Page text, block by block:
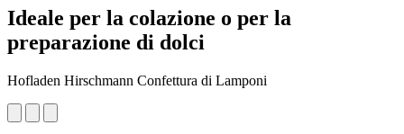
Ideale per la colazione o per la
preparazione di dolci
Hofladen Hirschmann Confettura di Lamponi